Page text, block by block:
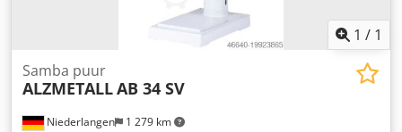
1 / 1
Niederlangen 1 279 km
Samba puur
ALZMETALLAB 34 SV